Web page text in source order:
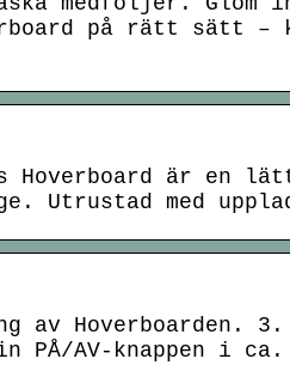
på rätt sätt –
är en
Utrustad med
av Hoverboarden. 3.
AV-knappen i ca.